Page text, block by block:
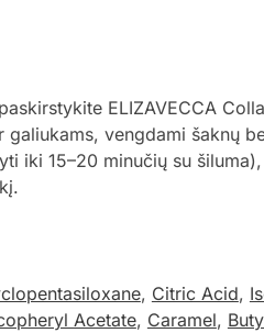
ELIZAVECCA
vengdami šaknų
iki 15–20 minučių su
, Citric Acid,
Acetate, Caramel,